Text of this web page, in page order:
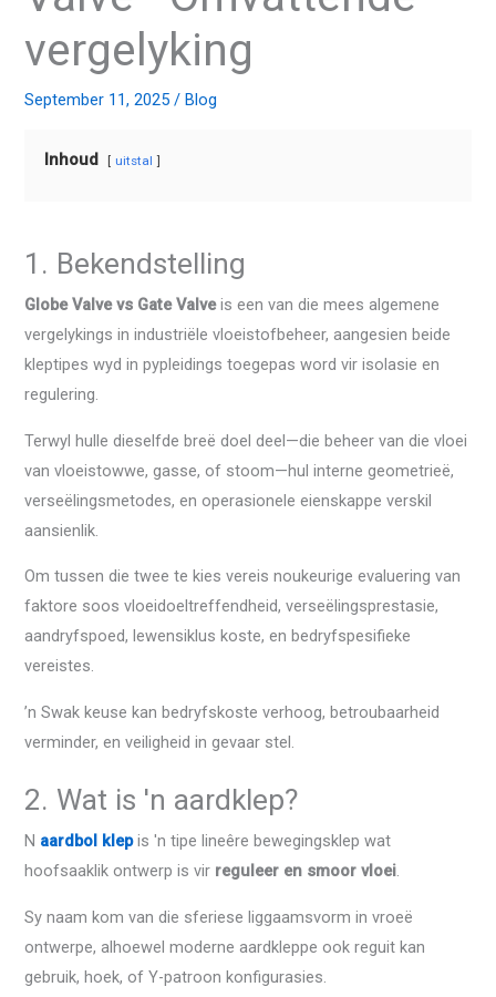
vergelyking
September 11, 2025/Blog
Inhoud uitstal
1. Bekendstelling
Globe Valve vs Gate Valveis een van die mees algemene
vergelykings in industriële vloeistofbeheer, aangesien beide
kleptipes wyd in pypleidings toegepas word vir isolasie en
regulering.
Terwyl hulle dieselfde breë doel deel—die beheer van die vloei
van vloeistowwe, gasse, of stoom—hul interne geometrieë,
verseëlingsmetodes, en operasionele eienskappe verskil
aansienlik.
Om tussen die twee te kies vereis noukeurige evaluering van
faktore soos vloeidoeltreffendheid, verseëlingsprestasie,
aandryfspoed, lewensiklus koste, en bedryfspesifieke
vereistes.
’n Swak keuse kan bedryfskoste verhoog, betroubaarheid
verminder, en veiligheid in gevaar stel.
2. Wat is 'n aardklep?
N aardbol klepis 'n tipe lineêre bewegingsklep wat
hoofsaaklik ontwerp is vir reguleer en smoor vloei.
Sy naam kom van die sferiese liggaamsvorm in vroeë
ontwerpe, alhoewel moderne aardkleppe ook reguit kan
gebruik, hoek, of Y-patroon konfigurasies.